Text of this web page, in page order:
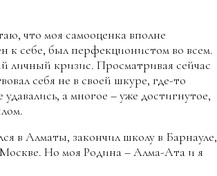
что моя самооценка вполне
к себе, был перфекционистом во всем.
личный кризис. Просматривая сейчас
себя не в своей шкуре, где-то
а многое – уже достигнутое,
в Алматы, закончил школу в Барнауле,
Но моя Родина – Алма-Ата и я